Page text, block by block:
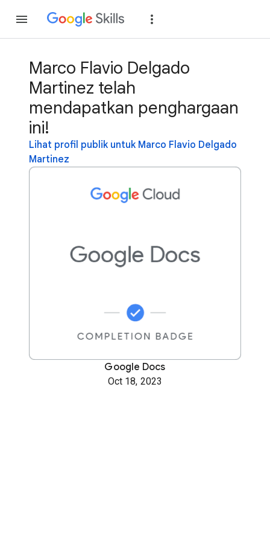
Marco Flavio Delgado
Martinez telah
mendapatkan penghargaan
ini!
Lihat profil publik untuk Marco Flavio Delgado
Martinez